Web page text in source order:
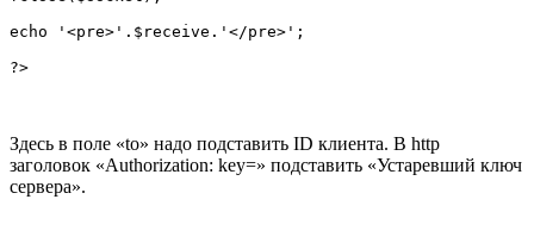
echo '<pre>'.$receive.'</pre>';
Здесь в поле «to» надо подставить ID клиента. В http
заголовок «Authorization: key=» подставить «Устаревший ключ
сервера».